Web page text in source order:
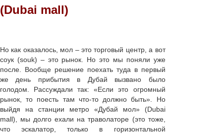
(Dubai mall)
Но как оказалось, мол – это торговый центр, а вот
соук (souk) – это рынок. Но это мы поняли уже
после. Вообще решение поехать туда в первый
же день прибытия в Дубай вызвано было
голодом. Рассуждали так: «Если это огромный
рынок, то поесть там что-то должно быть». Но
выйдя на станции метро «Дубай мол» (Dubai
mall), мы долго ехали на траволаторе (это тоже,
что эскалатор, только в горизонтальной